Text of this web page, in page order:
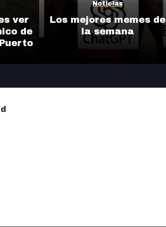
ver
de
Noticias
Los mejores memes de
la semana